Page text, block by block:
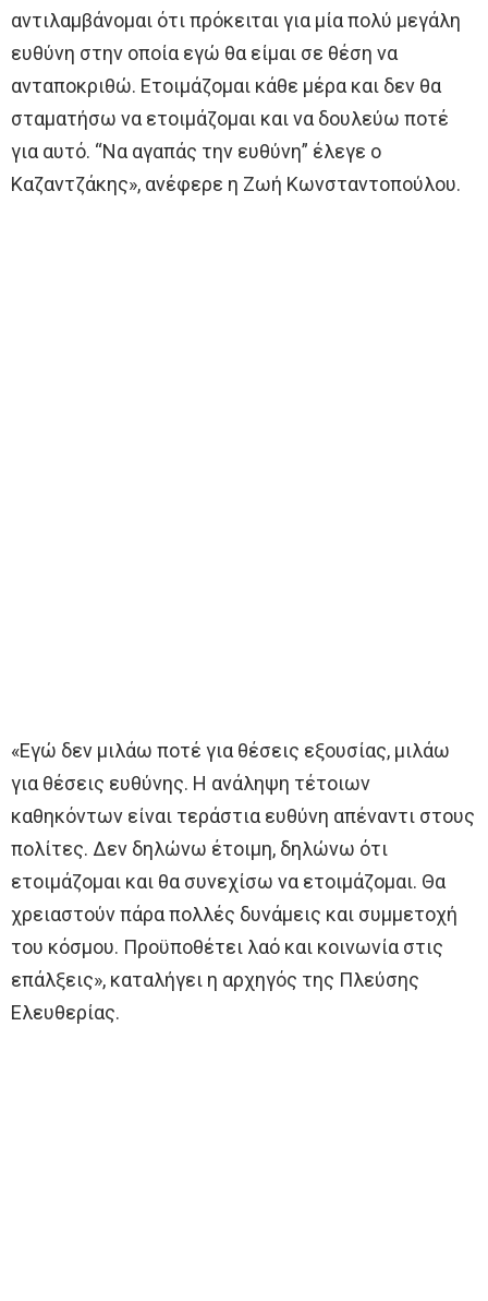
αντιλαμβάνομαι ότι πρόκειται για μία πολύ μεγάλη
ευθύνη στην οποία εγώ θα είμαι σε θέση να
ανταποκριθώ. Ετοιμάζομαι κάθε μέρα και δεν θα
σταματήσω να ετοιμάζομαι και να δουλεύω ποτέ
για αυτό. “Να αγαπάς την ευθύνη” έλεγε ο
Καζαντζάκης», ανέφερε η Ζωή Κωνσταντοπούλου.
«Εγώ δεν μιλάω ποτέ για θέσεις εξουσίας, μιλάω
για θέσεις ευθύνης. Η ανάληψη τέτοιων
καθηκόντων είναι τεράστια ευθύνη απέναντι στους
πολίτες. Δεν δηλώνω έτοιμη, δηλώνω ότι
ετοιμάζομαι και θα συνεχίσω να ετοιμάζομαι. Θα
χρειαστούν πάρα πολλές δυνάμεις και συμμετοχή
του κόσμου. Προϋποθέτει λαό και κοινωνία στις
επάλξεις», καταλήγει η αρχηγός της Πλεύσης
Ελευθερίας.